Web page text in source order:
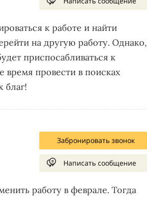
к работе и найти
на другую работу. Однако,
приспосабливаться к
время провести в поисках
благ!
Забронировать звонок
Написать сообщение
работу в феврале. Тогда